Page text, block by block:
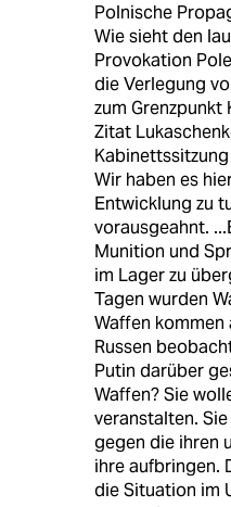
Polnische
Wie sieht den
Provokation
die Verlegung
zum Grenzpunkt
Zitat
Wir haben es
Entwicklung zu
vorausgeahnt.
Munition und
im Lager zu
Tagen wurden
Waffen kommen
Russen
Putin darüber
Waffen? Sie
veranstalten.
gegen die ihren
ihre aufbringen.
die Situation im